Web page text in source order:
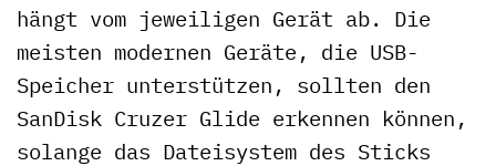
hängt vom jeweiligen Gerät ab. Die
meisten modernen Geräte, die USB-
Speicher unterstützen, sollten den
SanDisk Cruzer Glide erkennen können,
solange das Dateisystem des Sticks